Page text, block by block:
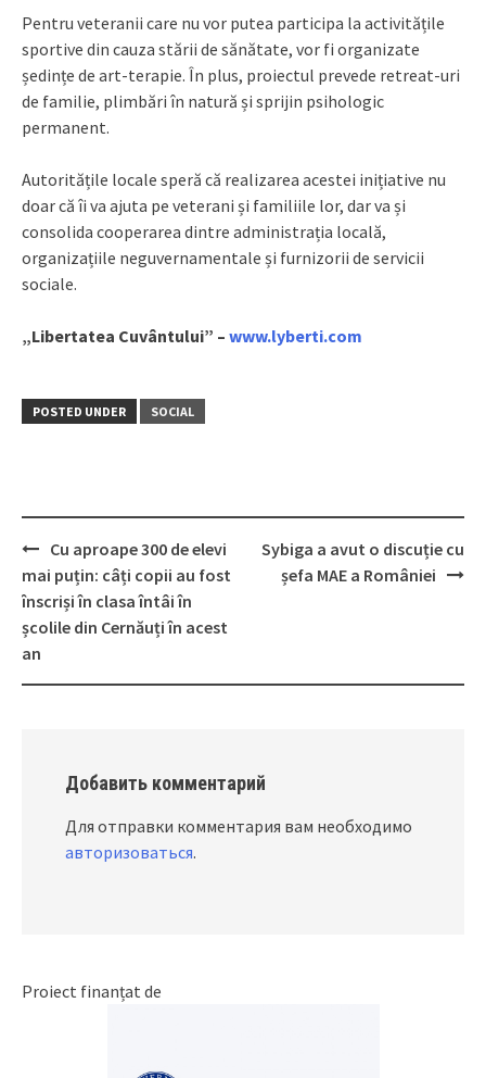
Pentru veteranii care nu vor putea participa la activitățile
sportive din cauza stării de sănătate, vor fi organizate
ședințe de art-terapie. În plus, proiectul prevede retreat-uri
de familie, plimbări în natură și sprijin psihologic
permanent.
Autoritățile locale speră că realizarea acestei inițiative nu
doar că îi va ajuta pe veterani și familiile lor, dar va și
consolida cooperarea dintre administrația locală,
organizațiile neguvernamentale și furnizorii de servicii
sociale.
„Libertatea Cuvântului” – www.lyberti.com
POSTED UNDER SOCIAL
Post
navigation
Cu aproape 300 de elevi
mai puțin: câți copii au fost
înscriși în clasa întâi în
școlile din Cernăuți în acest
an
Sybiga a avut o discuție cu
șefa MAE a României
Добавить комментарий
Для отправки комментария вам необходимо
авторизоваться.
Proiect finanțat de